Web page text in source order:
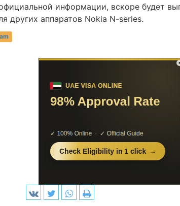
информации, вскоре будет
других аппаратов Nokia N-series.